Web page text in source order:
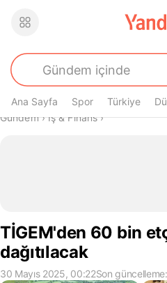
Ana Sayfa Spor Türkiye
Buradasın
Gündem› İş & Finans›
TİGEM'den 60 bin
dağıtılacak
30 Mayıs 2025, 00:22Son